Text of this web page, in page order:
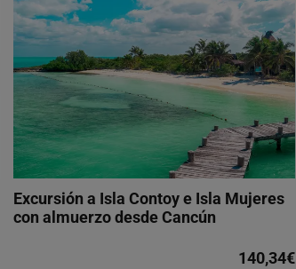
Excursión a Isla Contoy e Isla Mujeres
con almuerzo desde Cancún
140,34€